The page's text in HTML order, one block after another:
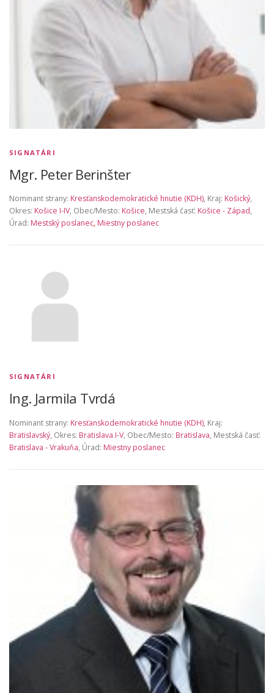
SIGNATÁRI
Mgr. Peter Berinšter
Nominant strany: Kresťanskodemokratické hnutie (KDH), Kraj: Košický,
Okres: Košice I-IV, Obec/Mesto: Košice, Mestská časť: Košice - Západ,
Úrad: Mestský poslanec, Miestny poslanec
SIGNATÁRI
Ing. Jarmila Tvrdá
Nominant strany: Kresťanskodemokratické hnutie (KDH), Kraj:
Bratislavský, Okres: Bratislava I-V, Obec/Mesto: Bratislava, Mestská časť:
Bratislava - Vrakuňa, Úrad: Miestny poslanec